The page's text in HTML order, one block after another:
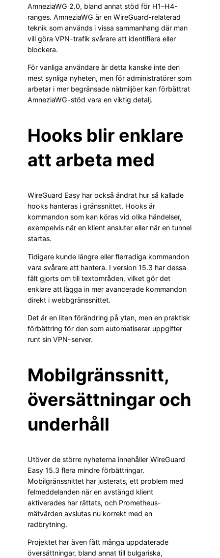
AmneziaWG 2.0, bland annat stöd för H1–H4-
ranges. AmneziaWG är en WireGuard-relaterad
teknik som används i vissa sammanhang där man
vill göra VPN-trafik svårare att identifiera eller
blockera.
För vanliga användare är detta kanske inte den
mest synliga nyheten, men för administratörer som
arbetar i mer begränsade nätmiljöer kan förbättrat
AmneziaWG-stöd vara en viktig detalj.
Hooks blir enklare
att arbeta med
WireGuard Easy har också ändrat hur så kallade
hooks hanteras i gränssnittet. Hooks är
kommandon som kan köras vid olika händelser,
exempelvis när en klient ansluter eller när en tunnel
startas.
Tidigare kunde längre eller flerradiga kommandon
vara svårare att hantera. I version 15.3 har dessa
fält gjorts om till textområden, vilket gör det
enklare att lägga in mer avancerade kommandon
direkt i webbgränssnittet.
Det är en liten förändring på ytan, men en praktisk
förbättring för den som automatiserar uppgifter
runt sin VPN-server.
Mobilgränssnitt,
översättningar och
underhåll
Utöver de större nyheterna innehåller WireGuard
Easy 15.3 flera mindre förbättringar.
Mobilgränssnittet har justerats, ett problem med
felmeddelanden när en avstängd klient
aktiverades har rättats, och Prometheus-
mätvärden avslutas nu korrekt med en
radbrytning.
Projektet har även fått många uppdaterade
översättningar, bland annat till bulgariska,